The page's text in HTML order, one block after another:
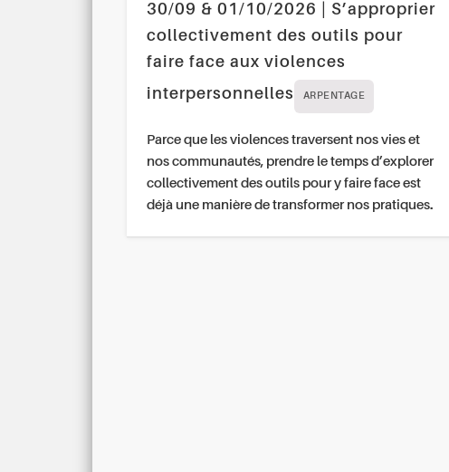
30/09 & 01/10/2026 | S’approprier
collectivement des outils pour
faire face aux violences
interpersonnelles
ARPENTAGE
Parce que les violences traversent nos vies et
nos communautés, prendre le temps d’explorer
collectivement des outils pour y faire face est
déjà une manière de transformer nos pratiques.